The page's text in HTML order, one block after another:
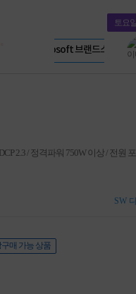
토요
LG gram & 브랜드스토어
Microsoft 브랜드스토어
AMD 브랜드스토어
2.3 / 정격파워 750W 이상 / 전원
SW
매 가능 상품